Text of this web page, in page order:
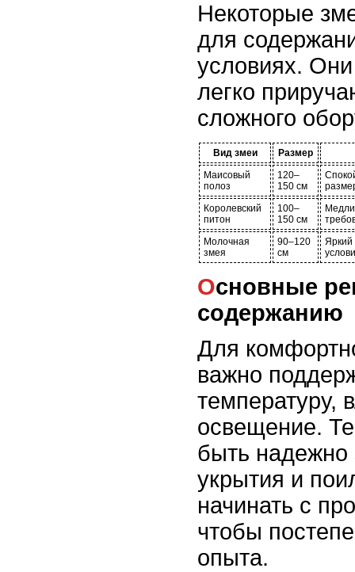
Некоторые
для
условиях.
легко
сложного
Вид змеи
Размер
Маисовый
полоз
120–
150 см
Королевский
питон
100–
150 см
Молочная
змея
90–120
см
Яркий
Основные рекомендации по
содержанию
Для
важно
температуру,
освещение.
быть надежно
укрытия и
начинать с
чтобы
опыта.